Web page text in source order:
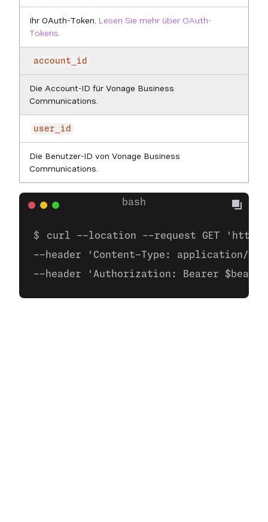
Ihr OAuth-Token. Lesen Sie mehr über OAuth-
Tokens
account_id
Die Account-ID für Vonage Business
Communications.
user_id
Die Benutzer-ID von Vonage Business
Communications.
curl --location --request GET
--header 'Content-Type: application/
--header 'Authorization: Bearer